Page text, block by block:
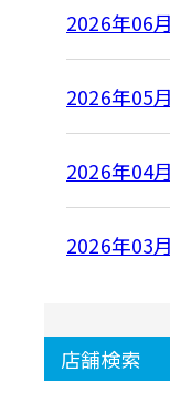
2026年06月
2026年05月
2026年04月
2026年03月
店舗検索